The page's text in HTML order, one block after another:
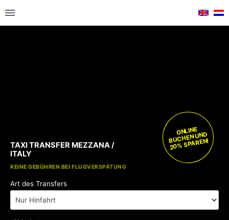
KOSTENLOSE KINDERSITZE
KEINE GEBÜHREN BEI FLUGVERSPÄTUNG
TAXI TRANSFER MEZZANA /
ITALY
ONLINE
BUCHEN UND
20% SPAREN!
Art des Transfers